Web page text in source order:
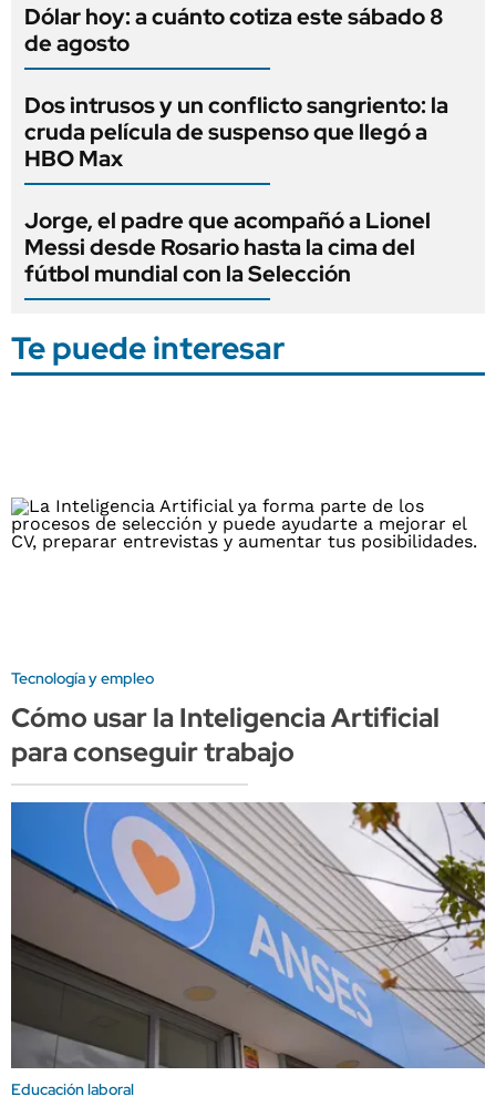
Dólar hoy: a cuánto cotiza este sábado 8
de agosto
Dos intrusos y un conflicto sangriento: la
cruda película de suspenso que llegó a
HBO Max
Jorge, el padre que acompañó a Lionel
Messi desde Rosario hasta la cima del
fútbol mundial con la Selección
Te puede interesar
Tecnología y empleo
Cómo usar la Inteligencia Artificial
para conseguir trabajo
Educación laboral